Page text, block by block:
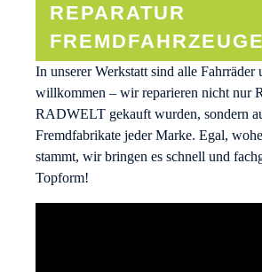
REPARATUR
FREMDFAHRZEUGE
In unserer Werkstatt sind alle Fahrräder
willkommen – wir reparieren nicht nur
RADWELT gekauft wurden, sondern
Fremdfabrikate jeder Marke. Egal,
stammt, wir bringen es schnell und
Topform!